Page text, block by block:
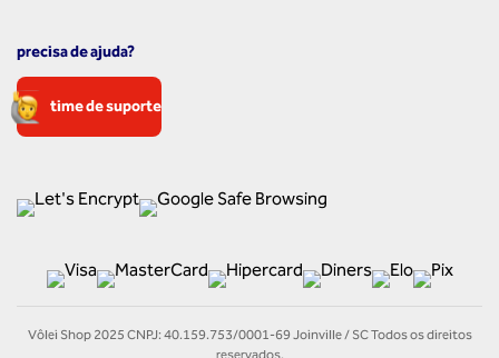
precisa de ajuda?
time de suporte
Vôlei Shop 2025 CNPJ: 40.159.753/0001-69 Joinville / SC Todos os direitos
reservados.